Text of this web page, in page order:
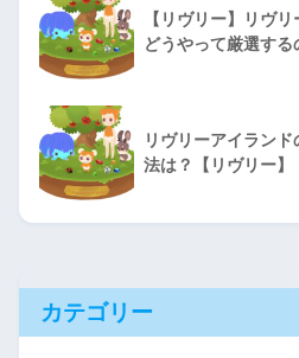
【リヴリー】リヴ
どうやって厳選する
リヴリーアイラン
法は？【リヴリー】
カテゴリー